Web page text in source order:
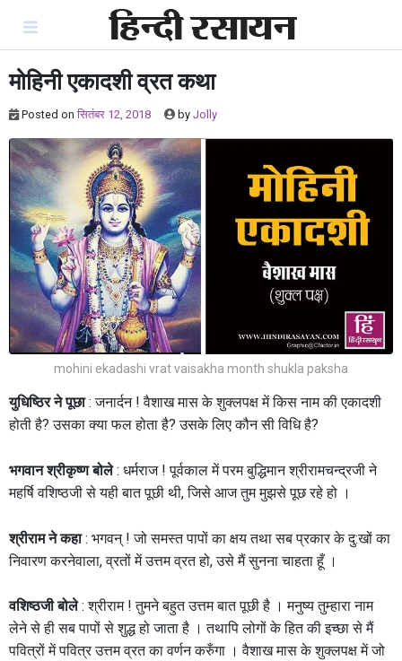
content
मोहिनी एकादशी व्रत कथा
Posted on सितंबर 12, 2018 by Jolly
mohini ekadashi vrat vaisakha month shukla paksha
युधिष्ठिर ने पूछा: जनार्दन ! वैशाख मास के शुक्लपक्ष में किस नाम की एकादशी
होती है? उसका क्या फल होता है? उसके लिए कौन सी विधि है?
भगवान श्रीकृष्ण बोले: धर्मराज ! पूर्वकाल में परम बुद्धिमान श्रीरामचन्द्रजी ने
महर्षि वशिष्ठजी से यही बात पूछी थी, जिसे आज तुम मुझसे पूछ रहे हो ।
श्रीराम ने कहा: भगवन् ! जो समस्त पापों का क्षय तथा सब प्रकार के दु:खों का
निवारण करनेवाला, व्रतों में उत्तम व्रत हो, उसे मैं सुनना चाहता हूँ ।
वशिष्ठजी बोले: श्रीराम ! तुमने बहुत उत्तम बात पूछी है । मनुष्य तुम्हारा नाम
लेने से ही सब पापों से शुद्ध हो जाता है । तथापि लोगों के हित की इच्छा से मैं
पवित्रों में पवित्र उत्तम व्रत का वर्णन करुँगा । वैशाख मास के शुक्लपक्ष में जो